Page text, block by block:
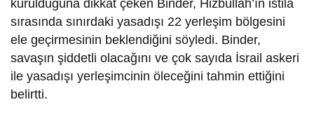
kurulduğuna dikkat çeken Binder, Hizbullah’ın istila
sırasında sınırdaki yasadışı 22 yerleşim bölgesini
ele geçirmesinin beklendiğini söyledi. Binder,
savaşın şiddetli olacağını ve çok sayıda İsrail askeri
ile yasadışı yerleşimcinin öleceğini tahmin ettiğini
belirtti.